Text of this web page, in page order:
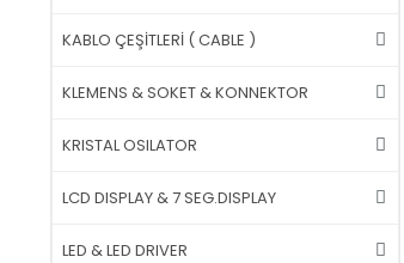
KABLO ÇEŞİTLERİ ( CABLE )
KLEMENS & SOKET & KONNEKTOR
KRISTAL OSILATOR
LCD DISPLAY & 7 SEG.DISPLAY
LED & LED DRIVER